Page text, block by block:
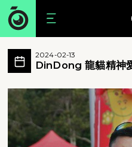
DinDong 龍貓精
DinDong 賀年跑已經
DinDong 龍貓精神愛心
2024-02-13
DinDong 龍貓精神